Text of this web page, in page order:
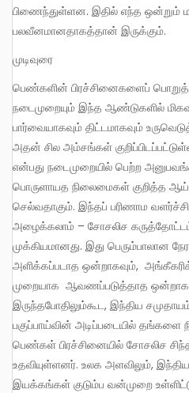
பிணைந்துள்ளன. இதில் எந்த ஒன்றும்
பலவீனமானதாகத்தான் இருக்கும்.
முடிவுரை
பெண்களின் பிரச்சினைகளைப் பொறுத்தவரை, சோசலிச சிந்தனையும்
நடைமுறையும் இந்த ஆண்டுகளில்
பார்வையாகவும் திட்டமாகவும்
அதன் சில அம்சங்கள்
என்பது நடைமுறையில் பெற்ற
பொருளாயத நிலைமைகள் குறித்த
செல்வதாகும். இந்தப் பரிணாம
அழைக்கலாம் – சோசலிச
முக்கியமானது. இது பெரும்பாலான
அளிக்கப்படாத ஒன்றாகவும்,
முறையாக ஆவணப்படுத்தாத
இருந்தபோதிலும்கூட, இந்திய
பகுப்பாய்வின் அடிப்படையில்
பெண்கள் பிரச்சினையில் சோசலிச
உதவியுள்ளனர். உலக அளவிலும்,
இயக்கங்கள் குடும்ப வன்முறை